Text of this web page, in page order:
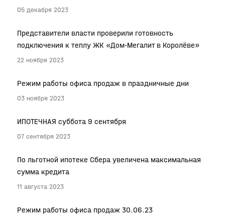
05 декабря 2023
Представители власти проверили готовность
подключения к теплу ЖК «Дом-Мегалит в Королёве»
22 ноября 2023
Режим работы офиса продаж в праздничные дни
03 ноября 2023
ИПОТЕЧНАЯ суббота 9 сентября
07 сентября 2023
По льготной ипотеке Сбера увеличена максимальная
сумма кредита
11 августа 2023
Режим работы офиса продаж 30.06.23